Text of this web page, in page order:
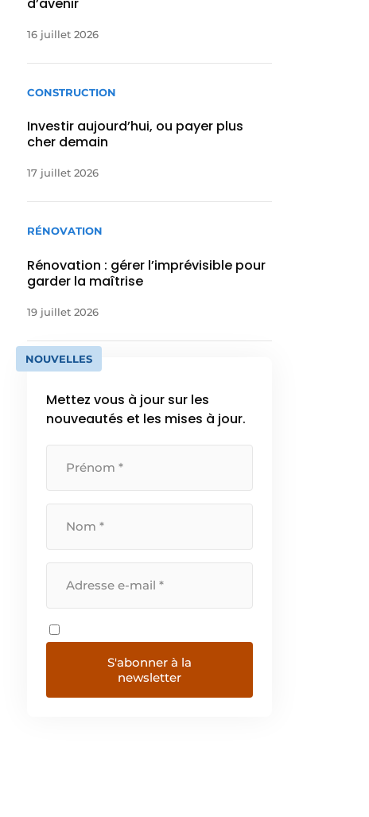
16 juillet 2026
CONSTRUCTION
Investir aujourd’hui, ou payer plus
cher demain
17 juillet 2026
RÉNOVATION
Rénovation : gérer l’imprévisible pour
garder la maîtrise
19 juillet 2026
NOUVELLES
Mettez vous à jour sur les
nouveautés et les mises à jour.
S'abonner à la
newsletter